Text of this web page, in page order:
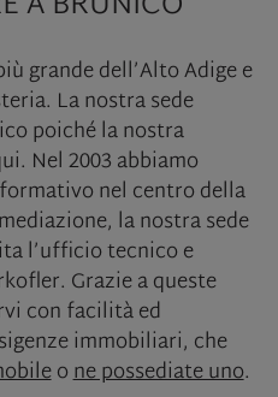
grande dell’Alto Adige e
La nostra sede
poiché la nostra
Nel 2003 abbiamo
nel centro della
la nostra sede
l’ufficio tecnico e
Grazie a queste
con facilità ed
immobiliari, che
one possediate uno.